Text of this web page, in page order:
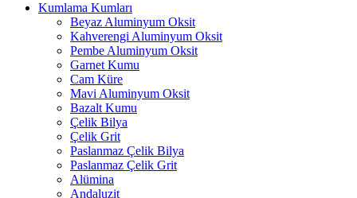
Kumlama Kumları
Beyaz Aluminyum Oksit
Kahverengi Aluminyum Oksit
Pembe Aluminyum Oksit
Garnet Kumu
Cam Küre
Mavi Aluminyum Oksit
Bazalt Kumu
Çelik Bilya
Çelik Grit
Paslanmaz Çelik Bilya
Paslanmaz Çelik Grit
Alümina
Andaluzit